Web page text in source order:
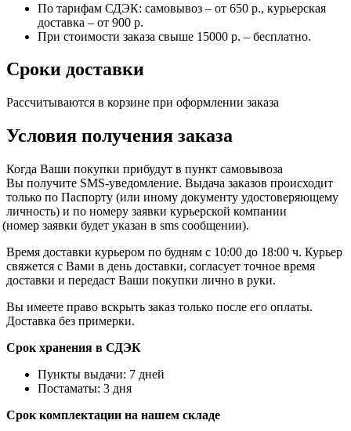
По тарифам СДЭК: самовывоз – от 650 р., курьерская
доставка – от 900 р.
При стоимости заказа свыше 15000 р. – бесплатно.
Сроки доставки
Рассчитываются в корзине при оформлении заказа
Условия получения заказа
Когда Ваши покупки прибудут в пункт самовывоза
Вы получите SMS-уведомление. Выдача заказов происходит
только по Паспорту (или иному документу удостоверяющему
личность) и по номеру заявки курьерской компании
(номер заявки будет указан в sms сообщении).
Время доставки курьером по будням с 10:00 до 18:00 ч. Курьер
свяжется с Вами в день доставки, согласует точное время
доставки и передаст Ваши покупки лично в руки.
Вы имеете право вскрыть заказ только после его оплаты.
Доставка без примерки.
Срок хранения в СДЭК
Пункты выдачи: 7 дней
Постаматы: 3 дня
Срок комплектации на нашем складе